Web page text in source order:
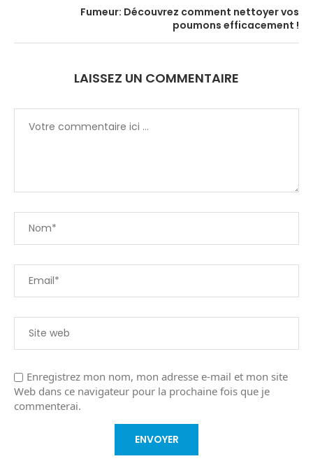
Fumeur: Découvrez comment nettoyer vos
poumons efficacement !
LAISSEZ UN COMMENTAIRE
Enregistrez mon nom, mon adresse e-mail et mon site
Web dans ce navigateur pour la prochaine fois que je
commenterai.